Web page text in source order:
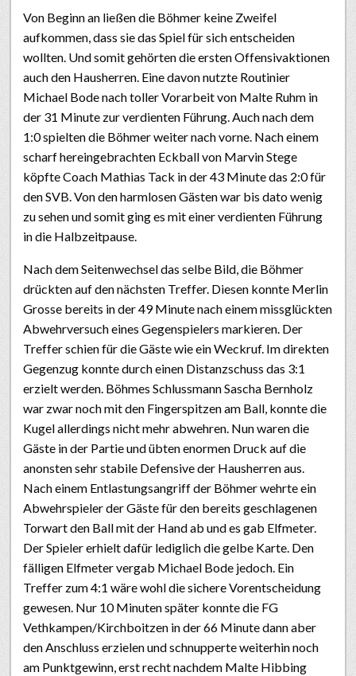
Von Beginn an ließen die Böhmer keine Zweifel
aufkommen, dass sie das Spiel für sich entscheiden
wollten. Und somit gehörten die ersten Offensivaktionen
auch den Hausherren. Eine davon nutzte Routinier
Michael Bode nach toller Vorarbeit von Malte Ruhm in
der 31 Minute zur verdienten Führung. Auch nach dem
1:0 spielten die Böhmer weiter nach vorne. Nach einem
scharf hereingebrachten Eckball von Marvin Stege
köpfte Coach Mathias Tack in der 43 Minute das 2:0 für
den SVB. Von den harmlosen Gästen war bis dato wenig
zu sehen und somit ging es mit einer verdienten Führung
in die Halbzeitpause.
Nach dem Seitenwechsel das selbe Bild, die Böhmer
drückten auf den nächsten Treffer. Diesen konnte Merlin
Grosse bereits in der 49 Minute nach einem missglückten
Abwehrversuch eines Gegenspielers markieren. Der
Treffer schien für die Gäste wie ein Weckruf. Im direkten
Gegenzug konnte durch einen Distanzschuss das 3:1
erzielt werden. Böhmes Schlussmann Sascha Bernholz
war zwar noch mit den Fingerspitzen am Ball, konnte die
Kugel allerdings nicht mehr abwehren. Nun waren die
Gäste in der Partie und übten enormen Druck auf die
anonsten sehr stabile Defensive der Hausherren aus.
Nach einem Entlastungsangriff der Böhmer wehrte ein
Abwehrspieler der Gäste für den bereits geschlagenen
Torwart den Ball mit der Hand ab und es gab Elfmeter.
Der Spieler erhielt dafür lediglich die gelbe Karte. Den
fälligen Elfmeter vergab Michael Bode jedoch. Ein
Treffer zum 4:1 wäre wohl die sichere Vorentscheidung
gewesen. Nur 10 Minuten später konnte die FG
Vethkampen/Kirchboitzen in der 66 Minute dann aber
den Anschluss erzielen und schnupperte weiterhin noch
am Punktgewinn, erst recht nachdem Malte Hibbing